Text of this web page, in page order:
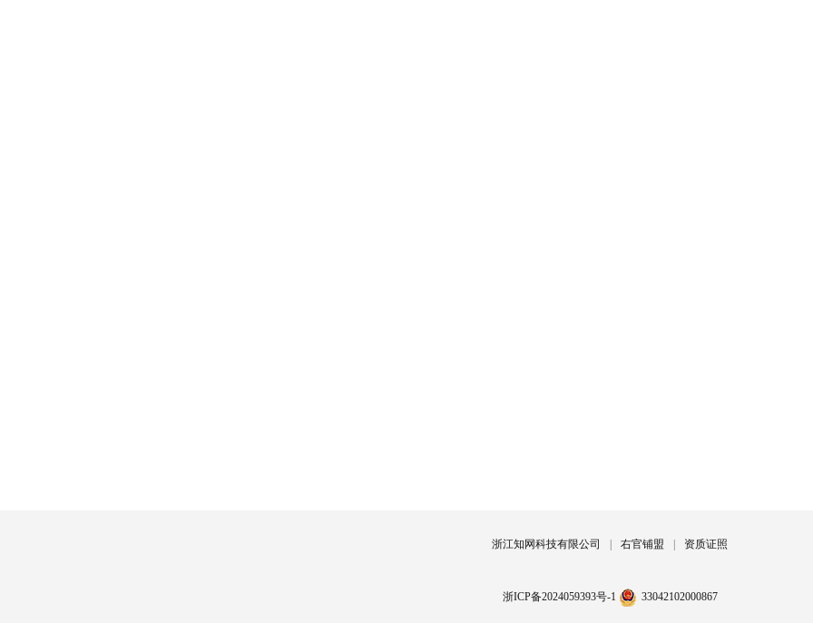
浙江知网科技有限公司 右官铺盟 资质证照
浙ICP备2024059393号-1 33042102000867